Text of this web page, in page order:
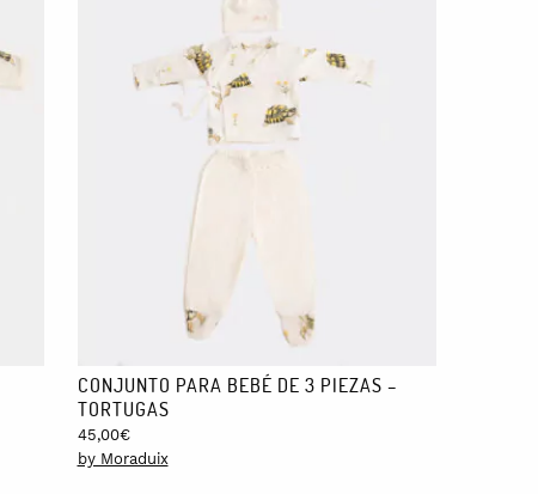
CONJUNTO PARA BEBÉ DE 3 PIEZAS –
TORTUGAS
45,00€
by Moraduix